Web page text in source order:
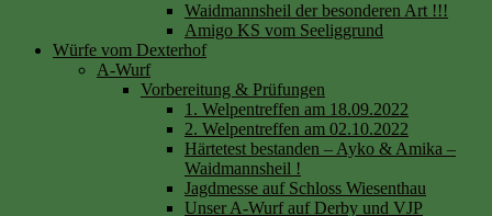
Waidmannsheil der besonderen Art !!!
Amigo KS vom Seeliggrund
Würfe vom Dexterhof
A-Wurf
Vorbereitung & Prüfungen
1. Welpentreffen am 18.09.2022
2. Welpentreffen am 02.10.2022
Härtetest bestanden – Ayko & Amika –
Waidmannsheil !
Jagdmesse auf Schloss Wiesenthau
Unser A-Wurf auf Derby und VJP